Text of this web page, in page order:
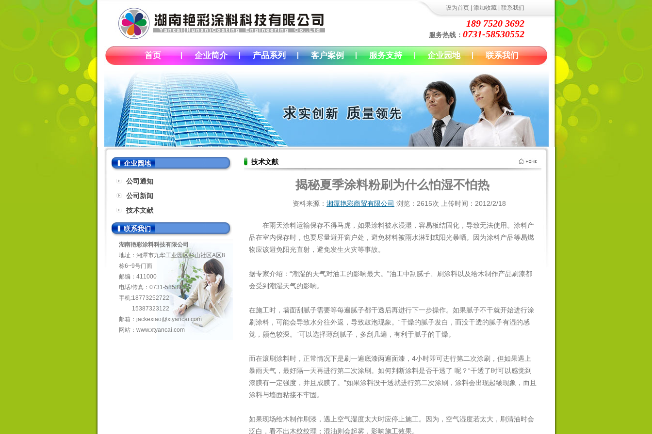
设为首页| 添加收藏| 联系我们
189 7520 3692
服务热线： 0731-58530552
首页 企业简介 产品系列 客户案例 服务支持 企业园地 联系我们
技术文献
揭秘夏季涂料粉刷为什么怕湿不怕热
资料来源： 湘潭艳彩商贸有限公司 浏览：2615次 上传时间：2012/2/18
在雨天涂料运输保存不得马虎，如果涂料被水浸湿，容易板结固化，导致无法使用。涂料产
品在室内保存时，也要尽量避开窗户处，避免材料被雨水淋到或阳光暴晒。因为涂料产品等易燃
物应该避免阳光直射，避免发生火灾等事故。
据专家介绍：“潮湿的天气对油工的影响最大。”油工中刮腻子、刷涂料以及给木制作产品刷漆都
会受到潮湿天气的影响。
在施工时，墙面刮腻子需要等每遍腻子都干透后再进行下一步操作。如果腻子不干就开始进行涂
刷涂料，可能会导致水分往外返，导致鼓泡现象。“干燥的腻子发白，而没干透的腻子有湿的感
觉，颜色较深。”可以选择薄刮腻子，多刮几遍，有利于腻子的干燥。
而在滚刷涂料时，正常情况下是刷一遍底漆两遍面漆，4小时即可进行第二次涂刷，但如果遇上
暴雨天气，最好隔一天再进行第二次涂刷。如何判断涂料是否干透了 呢？“干透了时可以感觉到
漆膜有一定强度，并且成膜了。”如果涂料没干透就进行第二次涂刷，涂料会出现起皱现象，而且
涂料与墙面粘接不牢固。
如果现场给木制作刷漆，遇上空气湿度太大时应停止施工。因为，空气湿度若太大，刷清油时会
泛白，看不出木纹纹理；混油则会起雾，影响施工效果。
企业园地
公司通知
公司新闻
技术文献
联系我们
湖南艳彩涂料科技有限公司
地址：湘潭市九华工业园区杉山社区A区8
栋6~9号门面
邮编：411000
电话/传真：0731-58530552
手机:18773252722
15387323122
邮箱： jackexiao@xtyancai.com
网站： www.xtyancai.com